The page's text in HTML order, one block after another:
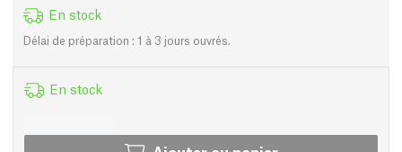
En stock
Délai de préparation : 1 à 3 jours ouvrés.
En stock